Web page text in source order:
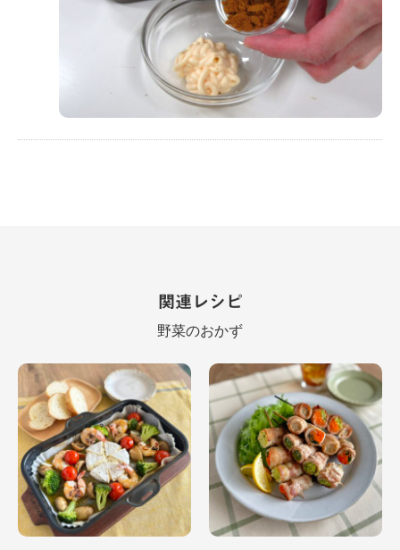
関連レシピ
野菜のおかず